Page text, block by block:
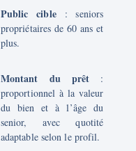
Public cible: seniors
propriétaires de 60 ans et
plus.
Montant du prêt :
proportionnel à la valeur
du bien et à l’âge du
senior, avec quotité
adaptable selon le profil.